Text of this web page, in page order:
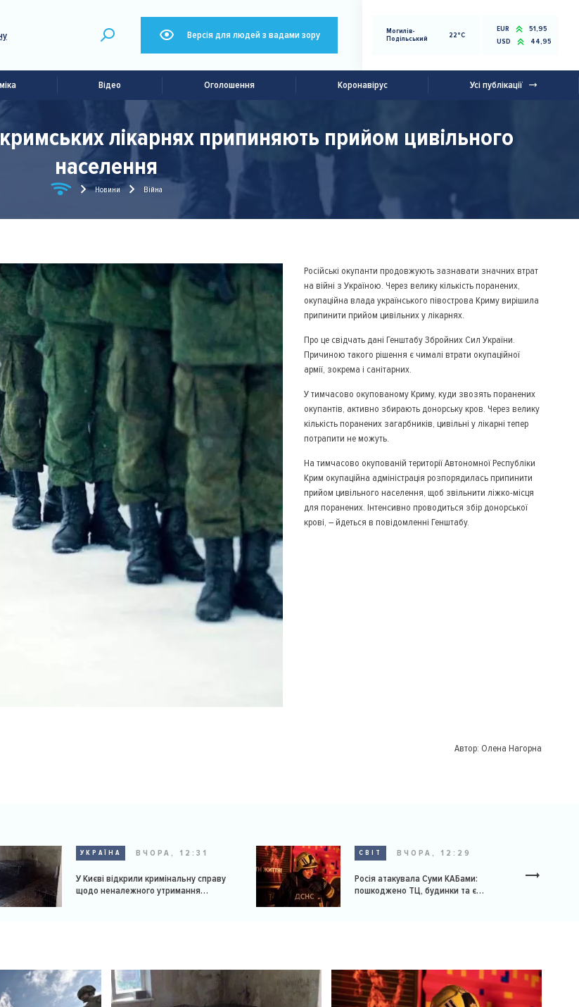
Версія для людей з вадами зору
Могилів-
Подільський
22°C
EUR
51,95
USD
44,95
Відео Оголошення Коронавірус Усі публікації
лікарнях припиняють прийом цивільного
населення
Новини Війна
Російські окупанти продовжують зазнавати значних втрат
на війні з Україною. Через велику кількість поранених,
окупаційна влада українського півострова Криму вирішила
припинити прийом цивільних у лікарнях.
Про це свідчать дані Генштабу Збройних Сил України.
Причиною такого рішення є чималі втрати окупаційної
армії, зокрема і санітарних.
У тимчасово окупованому Криму, куди звозять поранених
окупантів, активно збирають донорську кров. Через велику
кількість поранених загарбників, цивільні у лікарні тепер
потрапити не можуть.
На тимчасово окупованій території Автономної Республіки
Крим окупаційна адміністрація розпорядилась припинити
прийом цивільного населення, щоб звільнити ліжко-місця
для поранених. Інтенсивно проводиться збір донорської
крові, – йдеться в повідомленні Генштабу.
Автор: Олена Нагорна
УКРАЇНА ВЧОРА, 12:31
У Києві відкрили кримінальну справу
щодо неналежного утримання
СВІТ ВЧОРА, 12:29
Росія атакувала Суми КАБами:
пошкоджено ТЦ, будинки та є